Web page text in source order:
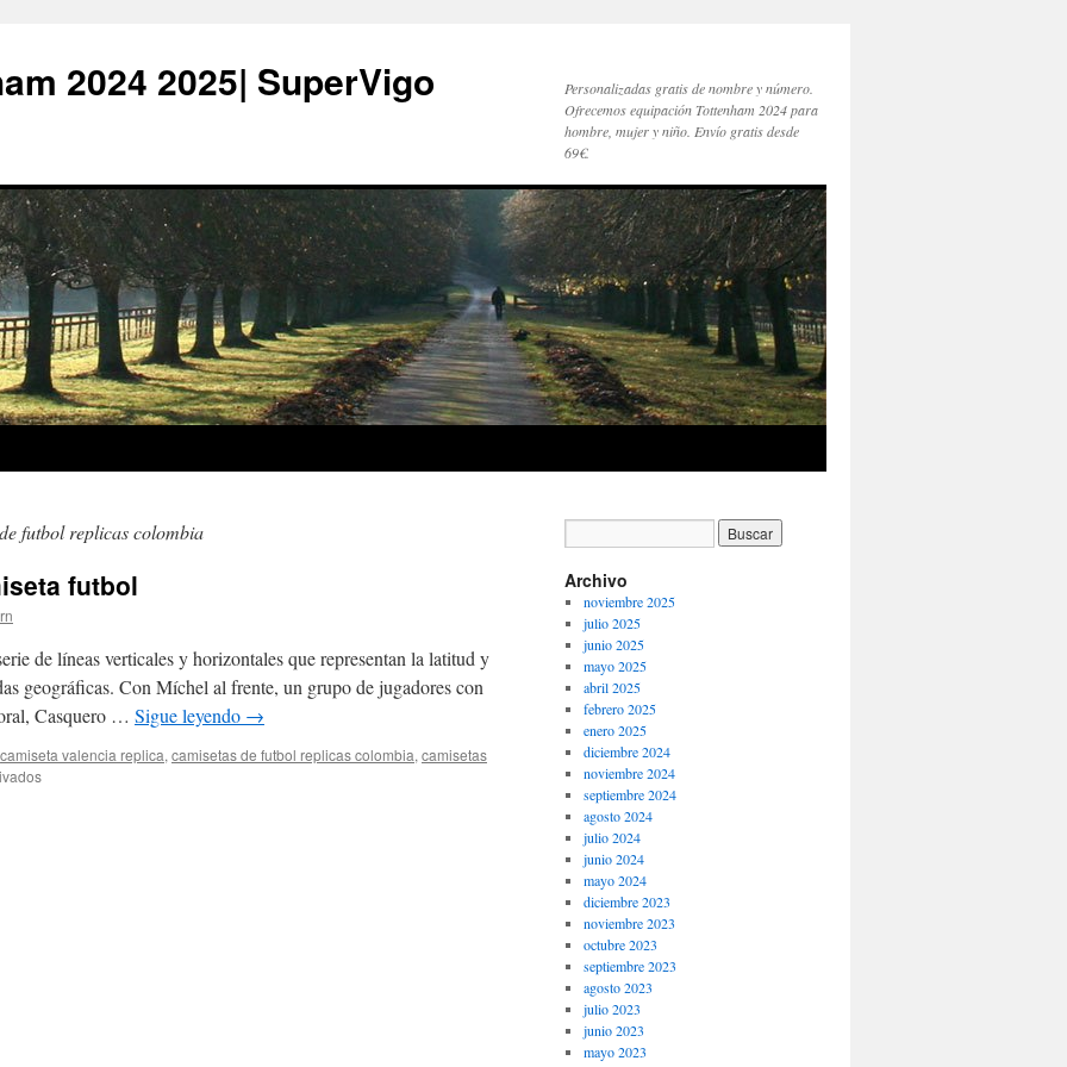
2024 2025| SuperVigo
Personalizadas gratis de nombre y número.
Ofrecemos equipación Tottenham 2024 para
hombre, mujer y niño. Envío gratis desde
69€.
futbol replicas colombia
futbol
de líneas verticales y horizontales que representan la latitud y
geográficas. Con Míchel al frente, un grupo de jugadores con
Casquero … Sigue leyendo →
camiseta valencia replica, camisetas de futbol replicas colombia, camisetas
en
Archivo
noviembre 2025
julio 2025
junio 2025
mayo 2025
abril 2025
febrero 2025
enero 2025
diciembre 2024
noviembre 2024
septiembre 2024
agosto 2024
julio 2024
junio 2024
mayo 2024
diciembre 2023
noviembre 2023
octubre 2023
septiembre 2023
agosto 2023
julio 2023
junio 2023
mayo 2023